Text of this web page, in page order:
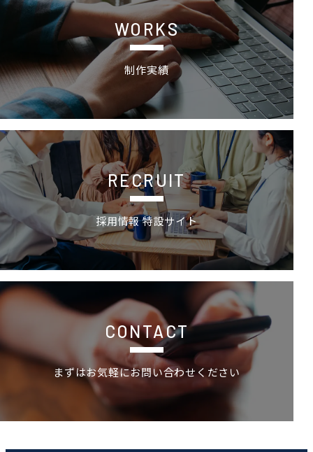
WORKS
制作実績
RECRUIT
採用情報 特設サイト
採用情報 特設サイトの詳細ページへ
CONTACT
まずはお気軽にお問い合わせください
お問い合わせ